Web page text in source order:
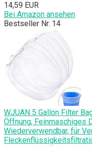
14,59 EUR
Bei Amazon ansehen
Bestseller Nr. 14
WJUAN 5 Gallon Filter
Öffnung, Feinmaschiges
Wiederverwendbar, für